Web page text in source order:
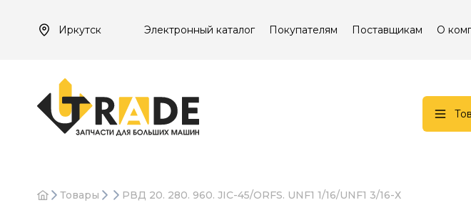
Иркутск Электронный каталог Покупателям Поставщикам О
Товары РВД 20. 280. 960. JIC-45/ORFS. UNF1 1/16/UNF1 3/16-Х